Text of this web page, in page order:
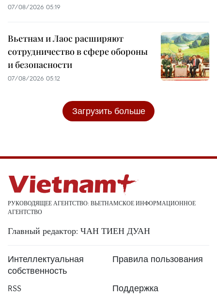
07/08/2026 05:19
Вьетнам и Лаос расширяют
сотрудничество в сфере обороны
и безопасности
07/08/2026 05:12
Загрузить больше
РУКОВОДЯЩЕЕ АГЕНТСТВО: ВЬЕТНАМСКОЕ ИНФОРМАЦИОННОЕ
АГЕНТСТВО
Главный редактор: ЧАН ТИЕН ДУАН
Интеллектуальная
собственность
Правила пользования
RSS Поддержка